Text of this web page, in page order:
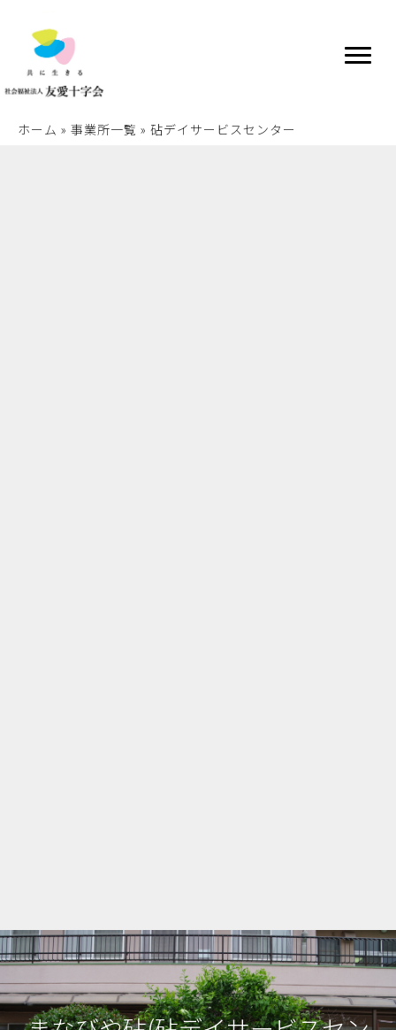
ホーム » 事業所一覧 » 砧デイサービスセンター